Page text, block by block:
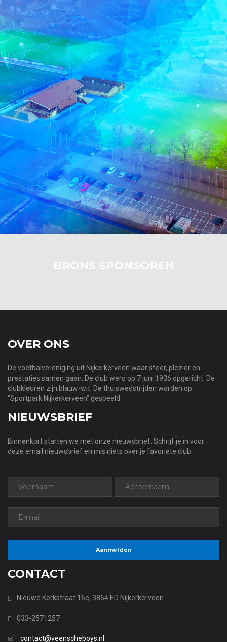
BRONS SPONSOREN
OVER ONS
De voetbalvereniging uit Nijkerkerveen waar sfeer, plezier en
prestaties samen gaan. De club werd op 7 juni 1936 opgericht. De
clubkleuren zijn blauw-wit. De thuiswedstrijden worden op
“Sportpark Nijkerkerveen” gespeeld.
NIEUWSBRIEF
Binnenkort starten we met onze nieuwsbrief. Schrijf je in voor
deze email nieuwsbrief en mis niets over je favoriete club.
CONTACT
Nieuwe Kerkstraat 16e, 3864 ED Nijkerkerveen
033-2571257
contact@veenscheboys.nl